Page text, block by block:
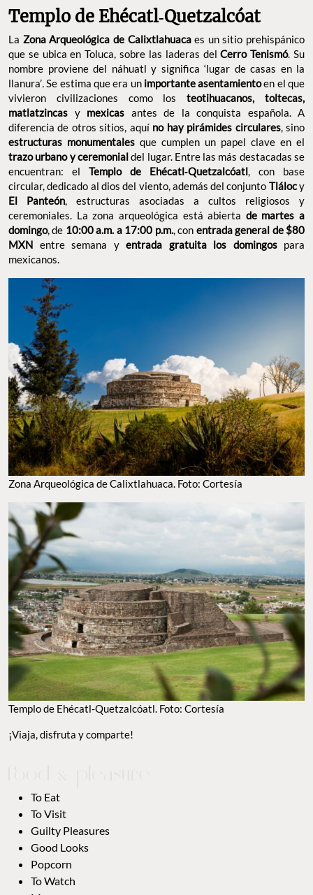
Templo de Ehécatl‑Quetzalcóat
La Zona Arqueológica de Calixtlahuacaes un sitio prehispánico
que se ubica en Toluca, sobre las laderas delCerro Tenismó. Su
nombre proviene del náhuatl y significa ‘lugar de casas en la
llanura’.Se estima que era un importante asentamientoen el que
vivieron civilizaciones como losteotihuacanos, toltecas,
matlatzincas y mexicas antes de la conquista española. A
diferencia de otros sitios, aquí no hay pirámides circulares, sino
estructuras monumentales que cumplen un papel clave en el
trazo urbano y ceremonialdel lugar. Entre las más destacadas se
encuentran: el Templo de Ehécatl‑Quetzalcóatl, con base
circular, dedicado al dios del viento, además del conjunto Tlálocy
El Panteón, estructuras asociadas a cultos religiosos y
ceremoniales. La zona arqueológica está abierta de martes a
domingo, de 10:00 a.m. a 17:00 p.m., con entrada general de $80
MXN entre semana y entrada gratuita los domingospara
mexicanos.
Zona Arqueológica de Calixtlahuaca. Foto: Cortesía
Templo de Ehécatl‑Quetzalcóatl. Foto: Cortesía
¡Viaja, disfruta y comparte!
To Eat
To Visit
Guilty Pleasures
Good Looks
Popcorn
To Watch